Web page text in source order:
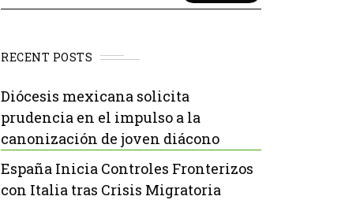
RECENT POSTS
Diócesis mexicana solicita
prudencia en el impulso a la
canonización de joven diácono
España Inicia Controles Fronterizos
con Italia tras Crisis Migratoria